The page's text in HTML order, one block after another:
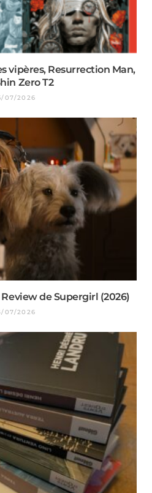
vipères, Resurrection Man,
Zero T2
07/2026
de Supergirl (2026)
07/2026